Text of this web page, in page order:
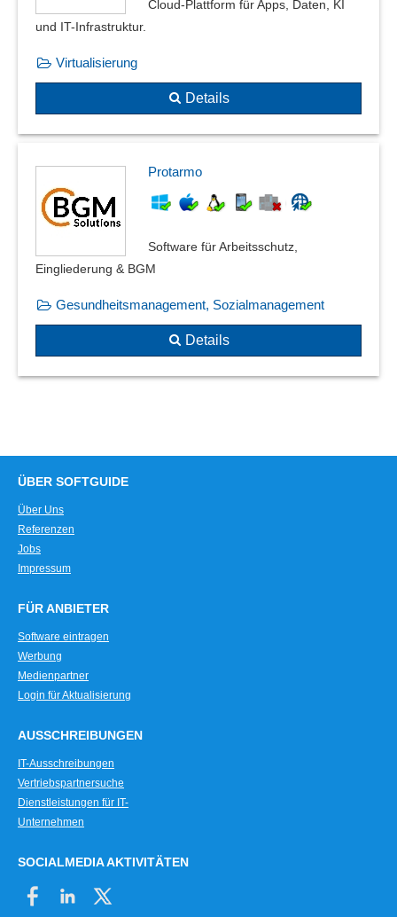
Cloud-Plattform für Apps, Daten, KI
und IT-Infrastruktur.
Virtualisierung
Details
Protarmo
Software für Arbeitsschutz,
Eingliederung & BGM
Gesundheitsmanagement, Sozialmanagement
Details
ÜBER SOFTGUIDE
Über Uns
Referenzen
Jobs
Impressum
FÜR ANBIETER
Software eintragen
Werbung
Medienpartner
Login für Aktualisierung
AUSSCHREIBUNGEN
IT-Ausschreibungen
Vertriebspartnersuche
Dienstleistungen für IT-
Unternehmen
SOCIALMEDIA AKTIVITÄTEN